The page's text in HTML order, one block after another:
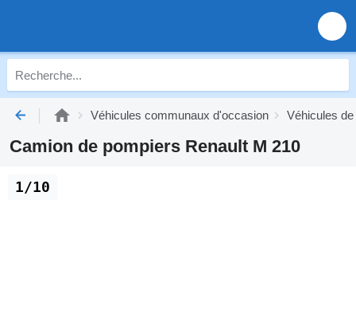
Véhicules communaux d'occasion Véhicules
Camion de pompiers Renault M 210
1/10